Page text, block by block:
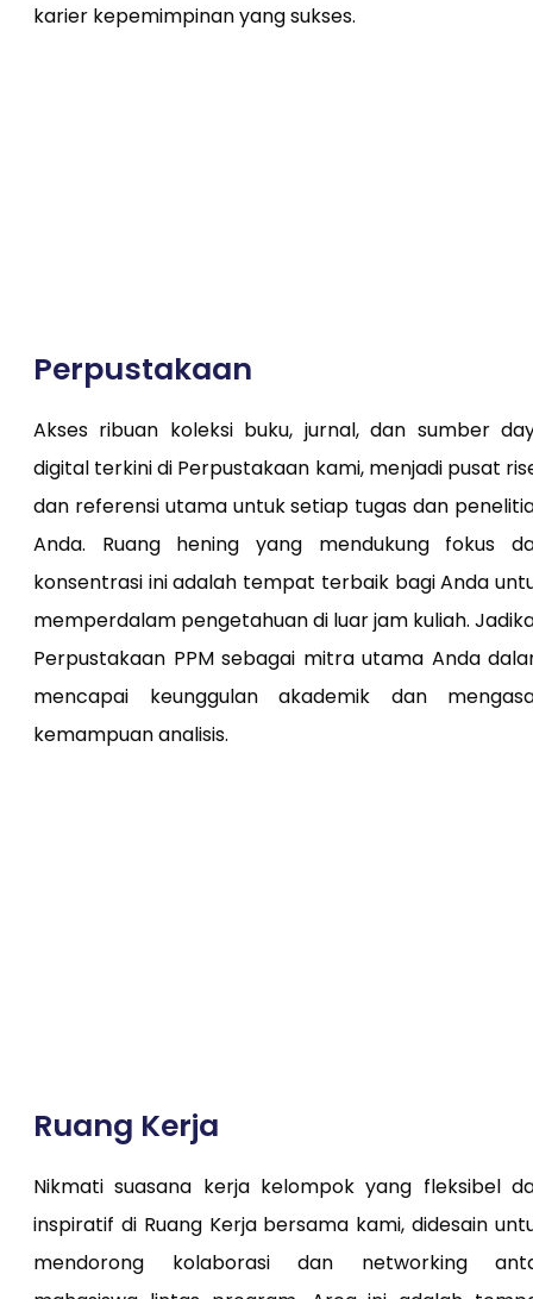
karier kepemimpinan yang sukses.
Perpustakaan
Akses ribuan koleksi buku, jurnal, dan sumber
digital terkini di Perpustakaan kami, menjadi pusat
dan referensi utama untuk setiap tugas dan
Anda. Ruang hening yang mendukung fokus
konsentrasi ini adalah tempat terbaik bagi Anda
memperdalam pengetahuan di luar jam kuliah.
Perpustakaan PPM sebagai mitra utama Anda
mencapai keunggulan akademik dan
kemampuan analisis.
Ruang Kerja
Nikmati suasana kerja kelompok yang fleksibel
inspiratif di Ruang Kerja bersama kami, didesain
mendorong kolaborasi dan networking